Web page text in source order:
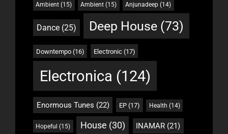
Ambient (15) Ambient (15) Anjunadeep (14)
Dance (25) Deep House(73)
Downtempo(16) Electronic(17)
Electronica (124)
Enormous Tunes (22) EP (17) Health (14)
Hopeful (15) House (30) INAMAR (21)